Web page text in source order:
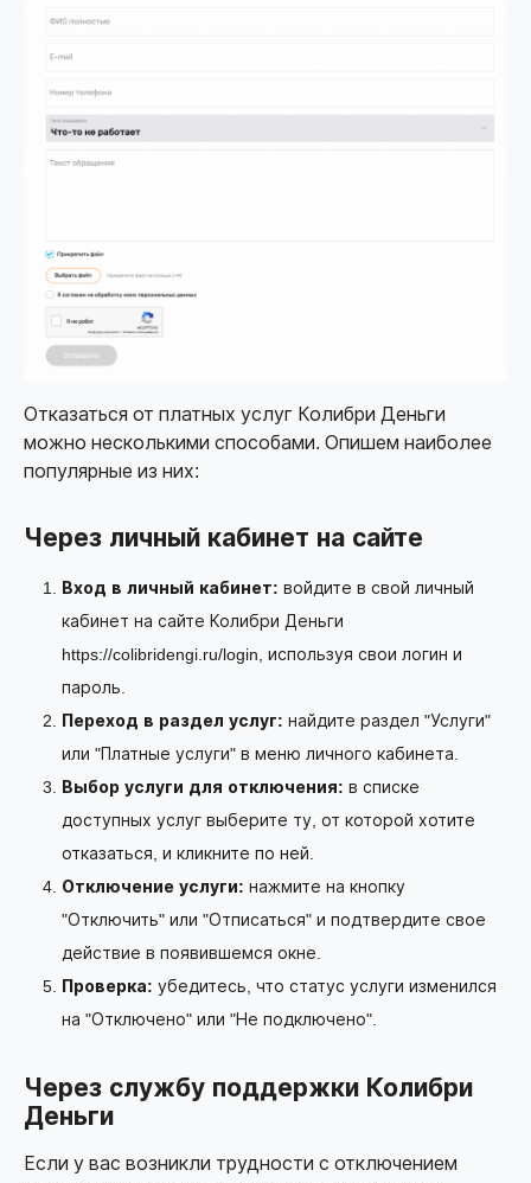
Отказаться от платных услуг Колибри Деньги
можно несколькими способами. Опишем наиболее
популярные из них:
Через личный кабинет на сайте
Вход в личный кабинет: войдите в свой личный
кабинет на сайте Колибри Деньги
https://colibridengi.ru/login, используя свои логин и
пароль.
Переход в раздел услуг: найдите раздел "Услуги"
или "Платные услуги" в меню личного кабинета.
Выбор услуги для отключения: в списке
доступных услуг выберите ту, от которой хотите
отказаться, и кликните по ней.
Отключение услуги: нажмите на кнопку
"Отключить" или "Отписаться" и подтвердите свое
действие в появившемся окне.
Проверка: убедитесь, что статус услуги изменился
на "Отключено" или "Не подключено".
Через службу поддержки Колибри
Деньги
Если у вас возникли трудности с отключением